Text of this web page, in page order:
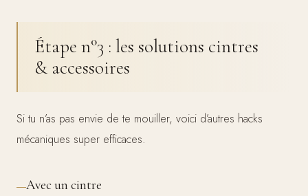
Étape n°3 : les solutions cintres
& accessoires
Si tu n’as pas envie de te mouiller, voici d’autres hacks
mécaniques super efficaces.
Avec un cintre